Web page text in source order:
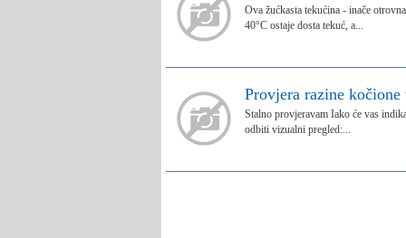
Ova žućkasta tekućina - inače
40°C ostaje dosta tekuć, a...
Provjera razine kočione
Stalno provjeravam Iako će vas
odbiti vizualni pregled:...